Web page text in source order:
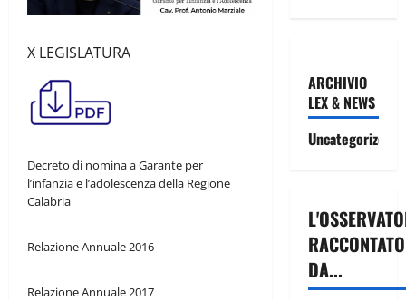
X LEGISLATURA
Decreto di nomina a Garante per
l’infanzia e l’adolescenza della Regione
Calabria
Relazione Annuale 2016
Relazione Annuale 2017
ARCHIVIO
LEX & NEWS
Uncategorized
RACCONTATO
DA...